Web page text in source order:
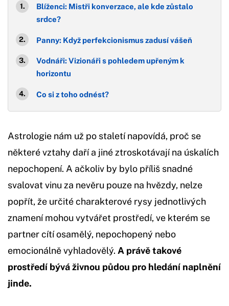
Blíženci: Mistři konverzace, ale kde zůstalo
srdce?
Panny: Když perfekcionismus zadusí vášeň
Vodnáři: Vizionáři s pohledem upřeným k
horizontu
Co si z toho odnést?
Astrologie nám už po staletí napovídá, proč se
některé vztahy daří a jiné ztroskotávají na úskalích
nepochopení. A ačkoliv by bylo příliš snadné
svalovat vinu za nevěru pouze na hvězdy, nelze
popřít, že určité charakterové rysy jednotlivých
znamení mohou vytvářet prostředí, ve kterém se
partner cítí osamělý, nepochopený nebo
emocionálně vyhladovělý. A právě takové
prostředí bývá živnou půdou pro hledání naplnění
jinde.